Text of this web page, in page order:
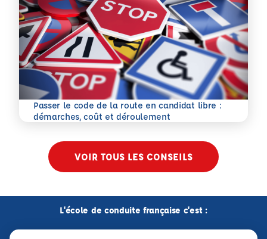
Passer le code de la route en candidat libre :
démarches, coût et déroulement
En savoir plus
VOIR TOUS LES CONSEILS
L'école de conduite française c'est :